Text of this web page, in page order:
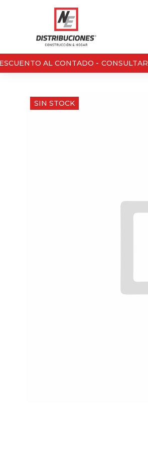
AL CONTADO - CONSULTAR
SIN STOCK